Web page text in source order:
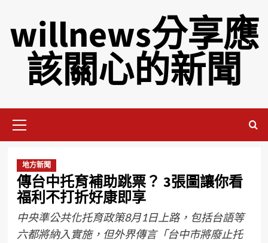
willnews分享應
該關心的新聞
地方新聞
傳台中托育補助跳票？ 3張圖讓你看
福利不打折好康即享
中央準公共化托育政策8月1日上路，包括台語等
六都將納入實施，但外界傳言「台中市將廢止托